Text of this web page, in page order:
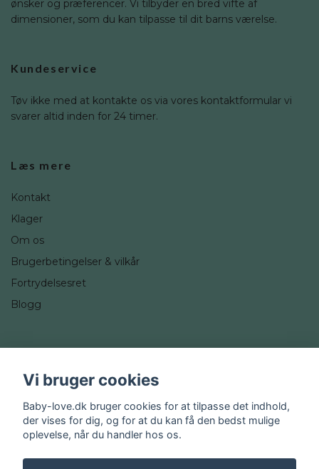
ønsker og præferencer. Vi tilbyder en bred vifte af
dimensioner, som du kan tilpasse til dit barns værelse.
Kundeservice
Tøv ikke med at kontakte os via vores kontaktformular vi
svarer altid inden for 24 timer.
Læs mere
Kontakt
Klager
Om os
Brugerbetingelser & vilkår
Fortrydelsesret
Blogg
Instagram
Vi bruger cookies
Baby-love.dk bruger cookies for at tilpasse det indhold,
der vises for dig, og for at du kan få den bedst mulige
oplevelse, når du handler hos os.